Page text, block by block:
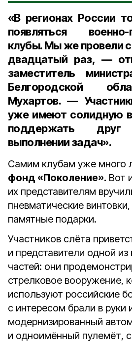
«В регионах России
появляться военно-
клубы. Мы же провели
двадцатый раз, —
заместитель
Белгородской
Мухартов. —
уже имеют солидную
поддержать
выполнении задач».
Самим клубам уже много
фонд «Поколение». Вот
их представителям
пневматические
памятные подарки.
Участников слёта
и представители одной
частей: они
стрелковое вооружение,
используют российские
с интересом брали в руки
модернизированный
и одноимённый пулемёт,